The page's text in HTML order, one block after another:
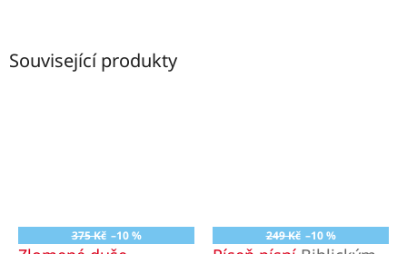
Související produkty
375 Kč –10 % 249 Kč –10 %